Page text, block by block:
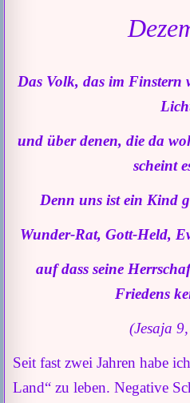
Das Volk, das im Finstern
und über denen, die da
scheint
Denn uns ist ein Kind
Wunder-Rat, Gott-Held,
auf dass seine
Friedens
(Jesaja
Seit fast zwei Jahren habe
Land“ zu leben. Negative